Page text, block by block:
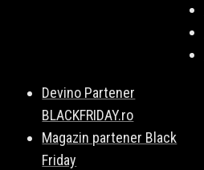
Devino Partener
BLACKFRIDAY.ro
Magazin partener Black
Friday